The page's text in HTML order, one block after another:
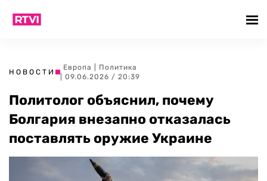
НОВОСТИ
Европа
Политика
| 09.06.2026 / 20:39
Политолог объяснил, почему
Болгария внезапно отказалась
поставлять оружие Украине